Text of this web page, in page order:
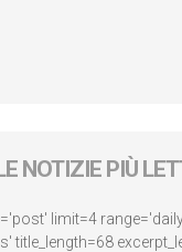
NOTIZIE PIÙ
limit=4
title_length=68